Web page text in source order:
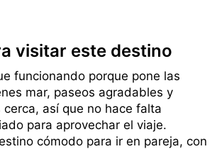
visitar este destino
funcionando porque pone las
mar, paseos agradables y
cerca, así que no hace falta
para aprovechar el viaje.
cómodo para ir en pareja, con